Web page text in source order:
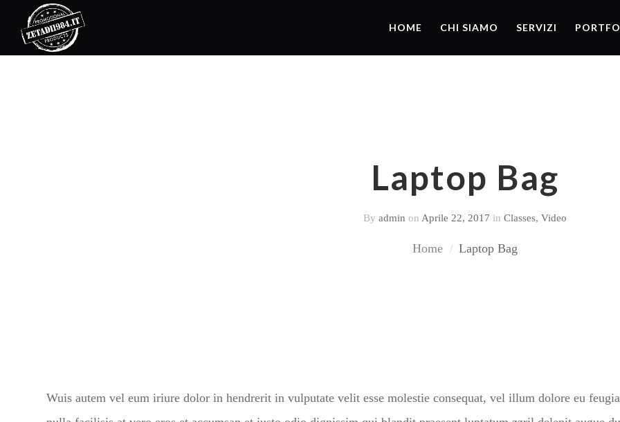
HOME CHI SIAMO SERVIZI
Laptop Bag
By admin on Aprile 22, 2017 in Classes, Video
Home Laptop Bag
Wuis autem vel eum iriure dolor in hendrerit in vulputate velit esse molestie consequat, vel illum dolore eu